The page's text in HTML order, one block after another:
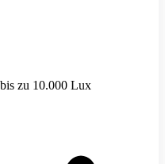
zu 10.000 Lux